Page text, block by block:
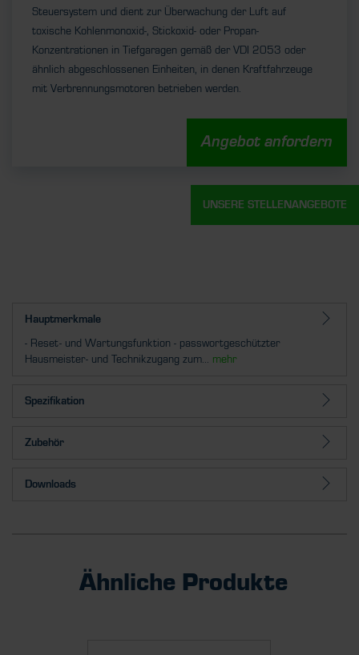
Steuersystem und dient zur Überwachung der Luft auf
toxische Kohlenmonoxid-, Stickoxid- oder Propan-
Konzentrationen in Tiefgaragen gemäß der VDI 2053 oder
ähnlich abgeschlossenen Einheiten, in denen Kraftfahrzeuge
mit Verbrennungsmotoren betrieben werden.
Angebot anfordern
Hauptmerkmale
- Reset- und Wartungsfunktion - passwortgeschützter
Hausmeister- und Technikzugang zum... mehr
Spezifikation
Zubehör
Downloads
Ähnliche Produkte
UNSERE STELLENANGEBOTE